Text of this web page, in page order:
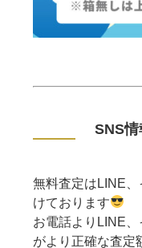
SNS
無料査定はLINE
けております
お電話よりLINE
がより正確な査定